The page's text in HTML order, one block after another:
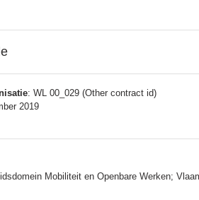
: WL 00_029 (Other contract id)
2019
Mobiliteit en Openbare Werken;